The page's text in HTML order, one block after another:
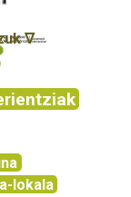
∇
lokala